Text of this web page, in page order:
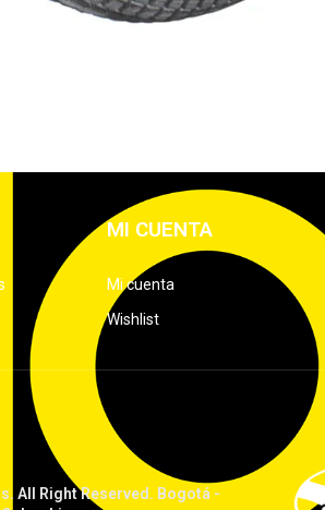
MI CUENTA
Mi cuenta
Wishlist
All Right Reserved. Bogotá -